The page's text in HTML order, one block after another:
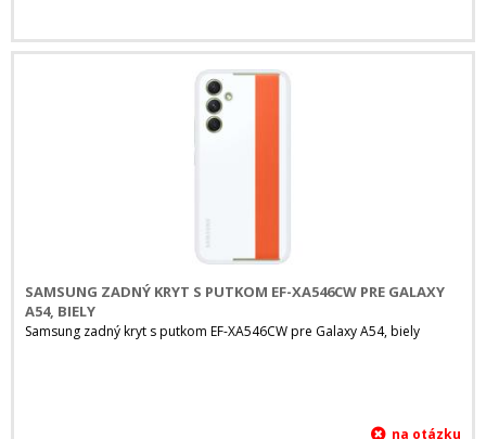
SAMSUNG ZADNÝ KRYT S PUTKOM EF-XA546CW PRE GALAXY
A54, BIELY
Samsung zadný kryt s putkom EF-XA546CW pre Galaxy A54, biely